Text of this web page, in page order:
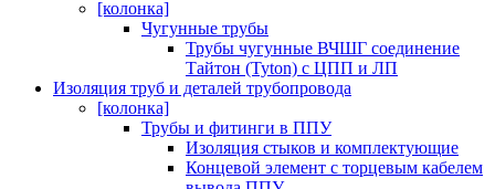
[колонка]
Чугунные трубы
Трубы чугунные ВЧШГ соединение
Тайтон (Tyton) с ЦПП и ЛП
Изоляция труб и деталей трубопровода
[колонка]
Трубы и фитинги в ППУ
Изоляция стыков и комплектующие
Концевой элемент с торцевым кабелем